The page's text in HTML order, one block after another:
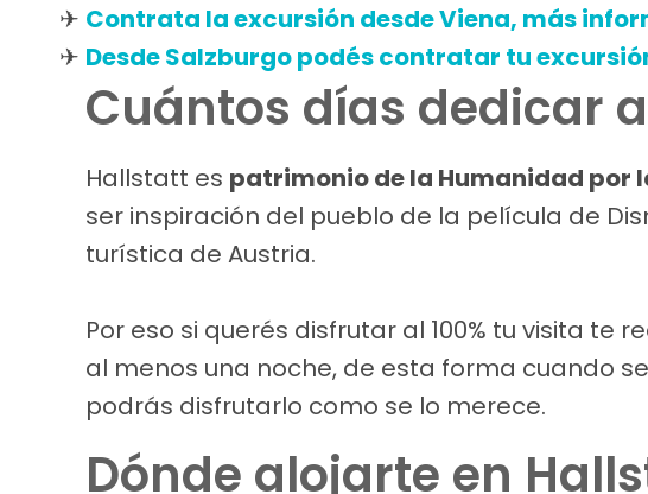
Contrata la excursión desde Viena, más
Desde Salzburgo podés contratar tu
Cuántos días dedicar
Hallstatt es patrimonio de la Humanidad por
ser inspiración del pueblo de la película de
turística de Austria.
Por eso si querés disfrutar al 100% tu visita te
al menos una noche, de esta forma cuando
podrás disfrutarlo como se lo merece.
Dónde alojarte en